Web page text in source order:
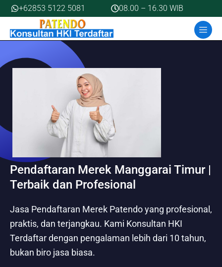
Skip
to
content
+62853 5122 5081 08.00 – 16.30 WIB
Pendaftaran Merek Manggarai Timur |
Terbaik dan Profesional
Jasa Pendaftaran Merek Patendo yang profesional,
praktis, dan terjangkau. Kami Konsultan HKI
Terdaftar dengan pengalaman lebih dari 10 tahun,
bukan biro jasa biasa.